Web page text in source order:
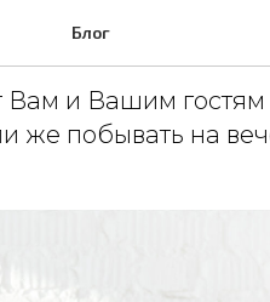
Блог
СПб
Вам и Вашим гостям
же побывать на